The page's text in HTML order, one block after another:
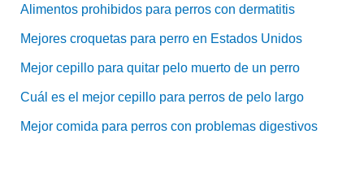
Alimentos prohibidos para perros con dermatitis
Mejores croquetas para perro en Estados Unidos
Mejor cepillo para quitar pelo muerto de un perro
Cuál es el mejor cepillo para perros de pelo largo
Mejor comida para perros con problemas digestivos